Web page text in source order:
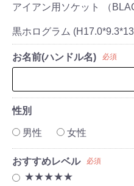
アイアン用ソケット （
黒ホログラム
お名前(ハンドル名) 必須
性別
男性 女性
おすすめレベル 必須
★★★★★